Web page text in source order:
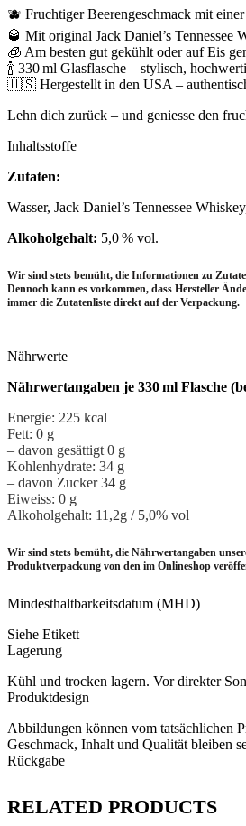
🫐 Fruchtiger Beerengeschmack mit
🥃 Mit original Jack Daniel’s Tennessee
🧊 Am besten gut gekühlt oder auf Eis
🍾 330 ml Glasflasche – stylisch,
🇺🇸 Hergestellt in den USA –
Lehn dich zurück – und geniesse den
Inhaltsstoffe
Zutaten:
Wasser, Jack Daniel’s Tennessee
Alkoholgehalt: 5,0 % vol.
Wir sind stets bemüht, die Informationen zu
Dennoch kann es vorkommen, dass Hersteller
immer die Zutatenliste direkt auf der Verpackung.
Nährwerte
Nährwertangaben je 330 ml Flasche
Energie: 225 kcal
Fett: 0 g
– davon gesättigt 0 g
Kohlenhydrate: 34 g
– davon Zucker 34 g
Eiweiss: 0 g
Alkoholgehalt: 11,2g / 5,0% vol
Wir sind stets bemüht, die Nährwertangaben
Produktverpackung von den im Onlineshop
Mindesthaltbarkeitsdatum (MHD)
Siehe Etikett
Lagerung
Kühl und trocken lagern. Vor direkter
Produktdesign
Abbildungen können vom tatsächlichen
Geschmack, Inhalt und Qualität bleiben
Rückgabe
RELATED PRODUCTS